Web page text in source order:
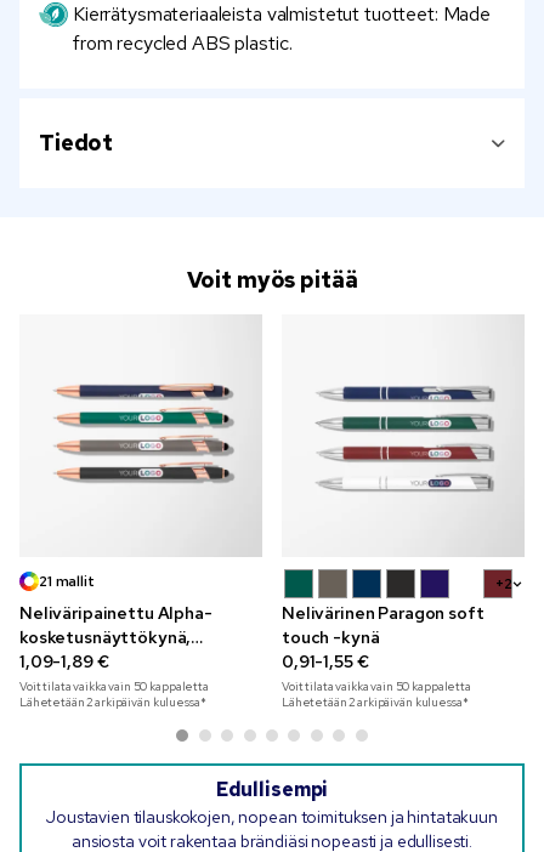
Kierrätysmateriaaleista valmistetut tuotteet: Made
from recycled ABS plastic.
Tiedot
Voit myös pitää
21 mallit
Neliväripainettu Alpha-
kosketusnäyttökynä,
ruusukultakoristeet
1,09-1,89 €
Voit tilata vaikka vain 50 kappaletta
Lähetetään 2 arkipäivän kuluessa*
+2
Nelivärinen Paragon soft
touch -kynä
0,91-1,55 €
Voit tilata vaikka vain 50 kappaletta
Lähetetään 2 arkipäivän kuluessa*
Edullisempi
Joustavien tilauskokojen, nopean toimituksen ja hintatakuun
ansiosta voit rakentaa brändiäsi nopeasti ja edullisesti.